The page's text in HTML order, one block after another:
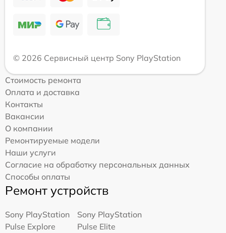
© 2026 Сервисный центр Sony PlayStation
Стоимость ремонта
Оплата и доставка
Контакты
Вакансии
О компании
Ремонтируемые модели
Наши услуги
Согласие на обработку персональных данных
Способы оплаты
Ремонт устройств
Sony PlayStation
Pulse Explore
Sony PlayStation
Pulse Elite